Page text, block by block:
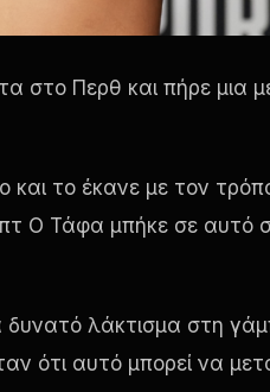
στο Περθ και πήρε μια
και το έκανε με τον
Ο Τάφα μπήκε σε αυτό
δυνατό λάκτισμα στη
ότι αυτό μπορεί να